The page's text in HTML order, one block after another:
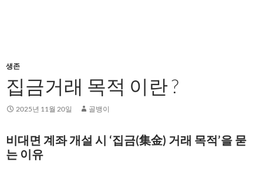
생존
집금거래 목적 이란 ?
2025년 11월 20일 골뱅이
비대면 계좌 개설 시 ‘집금(集金) 거래 목적’을 묻
는 이유